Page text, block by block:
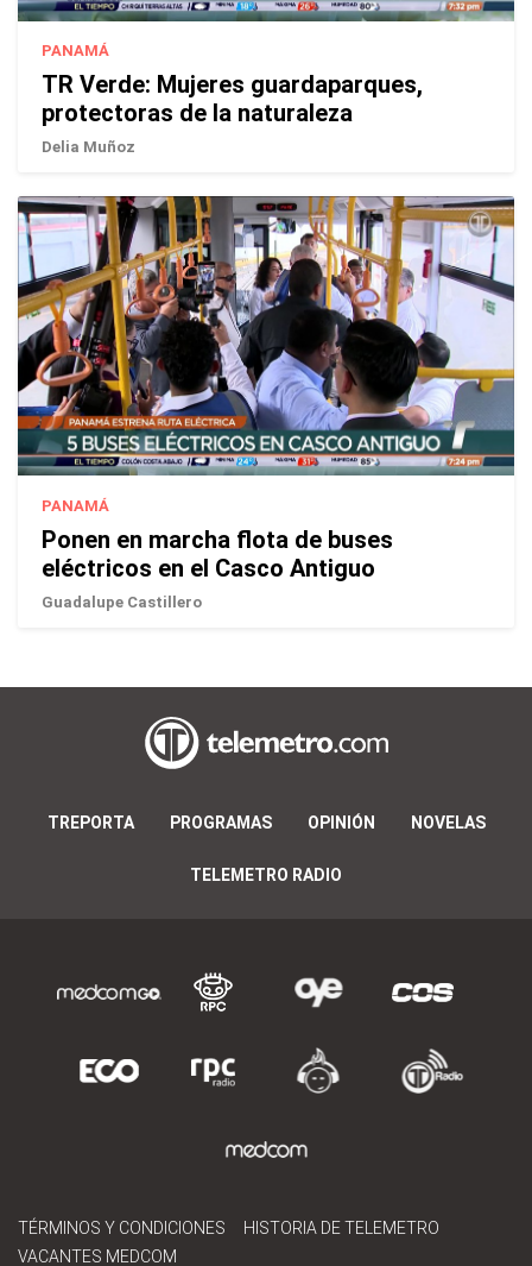
PANAMÁ
TR Verde: Mujeres guardaparques,
protectoras de la naturaleza
Delia Muñoz
PANAMÁ
Ponen en marcha flota de buses
eléctricos en el Casco Antiguo
Guadalupe Castillero
TREPORTA PROGRAMAS OPINIÓN NOVELAS
TELEMETRO RADIO
TÉRMINOS Y CONDICIONES
HISTORIA DE TELEMETRO
VACANTES MEDCOM